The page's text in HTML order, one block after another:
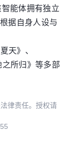
能体拥有独立
据自身人设与
天》、
所归》等多部
律责任。授权请